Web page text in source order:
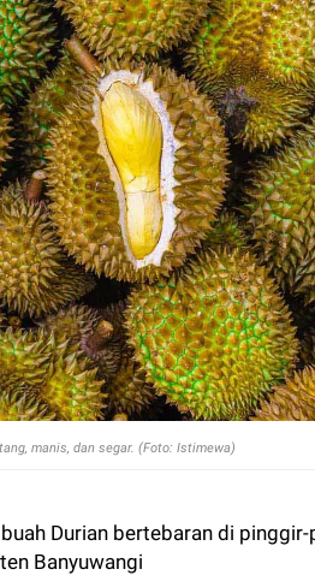
manis, dan segar. (Foto: Istimewa)
Durian bertebaran di
Banyuwangi